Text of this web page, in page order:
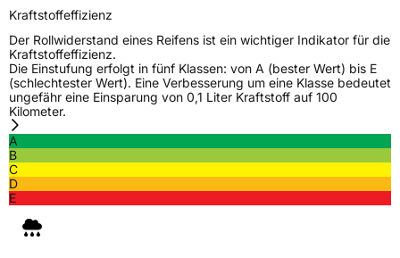
Kraftstoffeffizienz
Der Rollwiderstand eines Reifens ist ein wichtiger Indikator für die
Kraftstoffeffizienz.
Die Einstufung erfolgt in fünf Klassen: von A (bester Wert) bis E
(schlechtester Wert). Eine Verbesserung um eine Klasse bedeutet
ungefähr eine Einsparung von 0,1 Liter Kraftstoff auf 100
Kilometer.
A
B
C
D
E